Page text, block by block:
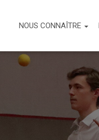
NOUS CONNAÎTRE